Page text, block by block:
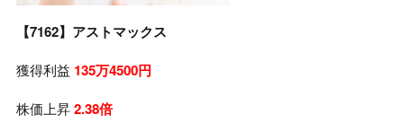
【7162】アストマックス
獲得利益 135万4500円
株価上昇2.38倍